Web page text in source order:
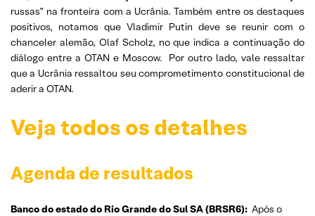
russas” na fronteira com a Ucrânia. Também entre os destaques
positivos, notamos que Vladimir Putin deve se reunir com o
chanceler alemão, Olaf Scholz, no que indica a continuação do
diálogo entre a OTAN e Moscow. Por outro lado, vale ressaltar
que a Ucrânia ressaltou seu comprometimento constitucional de
aderir a OTAN.
Veja todos os detalhes
Agenda de resultados
Banco do estado do Rio Grande do Sul SA (BRSR6): Após o